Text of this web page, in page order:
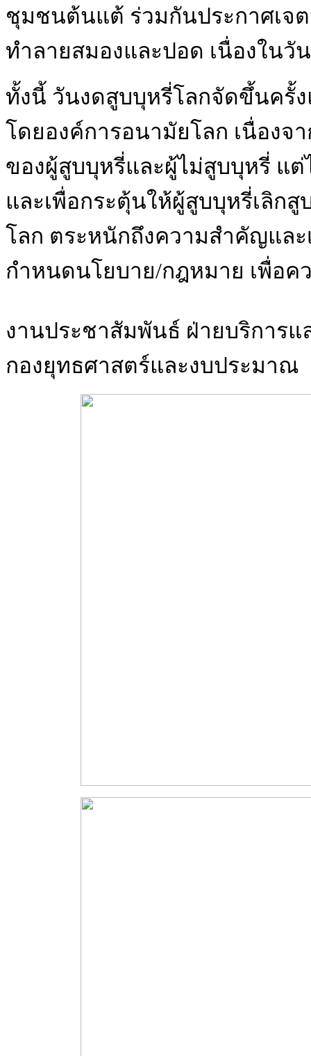
ชุมชนต้นแต้ ร่วมกันประกาศเจ
ทำลายสมองและปอด เนื่องในวั
ทั้งนี้ วันงดสูบบุหรี่โลกจัดขึ้นครั้
โดยองค์การอนามัยโลก เนื่องจ
ของผู้สูบบุหรี่และผู้ไม่สูบบุหรี่
และเพื่อกระตุ้นให้ผู้สูบบุหรี่เลิก
โลก ตระหนักถึงความสำคัญแล
กำหนดนโยบาย/กฎหมาย เพื่อค
งานประชาสัมพันธ์ ฝ่ายบริการแ
กองยุทธศาสตร์และงบประมาณ